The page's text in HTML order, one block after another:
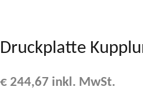
Druckplatte
€ 244,67 inkl. MwSt.